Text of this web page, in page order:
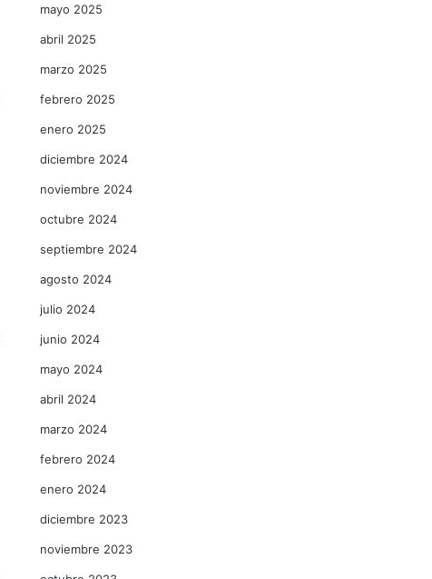
mayo 2025
abril 2025
marzo 2025
febrero 2025
enero 2025
diciembre 2024
noviembre 2024
octubre 2024
septiembre 2024
agosto 2024
julio 2024
junio 2024
mayo 2024
abril 2024
marzo 2024
febrero 2024
enero 2024
diciembre 2023
noviembre 2023